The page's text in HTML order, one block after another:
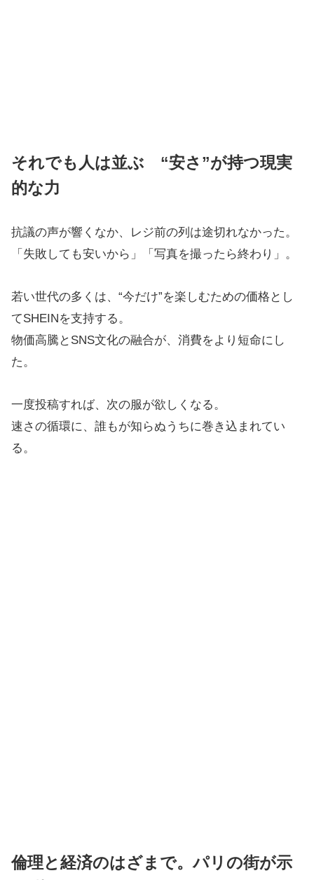
それでも人は並ぶ “安さ”が持つ現実
的な力
抗議の声が響くなか、レジ前の列は途切れなかった。
「失敗しても安いから」「写真を撮ったら終わり」。
若い世代の多くは、“今だけ”を楽しむための価格とし
てSHEINを支持する。
物価高騰とSNS文化の融合が、消費をより短命にし
た。
一度投稿すれば、次の服が欲しくなる。
速さの循環に、誰もが知らぬうちに巻き込まれてい
る。
倫理と経済のはざまで。パリの街が示